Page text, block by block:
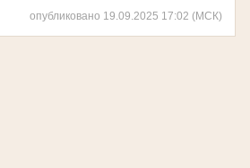
опубликовано 19.09.2025 17:02 (МСК)